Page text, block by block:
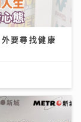
要尋找健康